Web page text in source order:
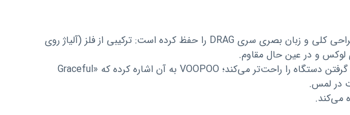
VOOPOO برای درگ ایکس 3 ووپو DRAG X3 همچنان طراحی کلی و زبان بصری سری DRAG را حفظ کرده است: ترکیبی از فلز (آلیاژ روی
قسمت چرمی روی بدنه طراحی منحنی‌ای دارد که در دست گرفتن دستگاه را راحت‌تر می‌کند؛ VOOPOO به آن اشاره کرده که «Graceful
می‌کند.